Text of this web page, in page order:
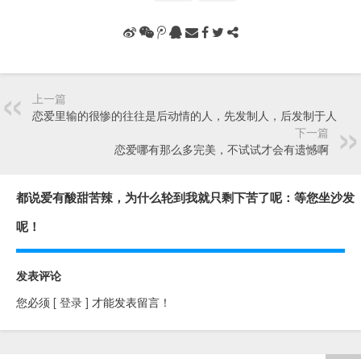
上一篇
恋爱里输的很惨的往往是后动情的人，先发制人，后发制于人
下一篇
恋爱哪有那么多完美，不试试才会有遗憾啊
都说爱有酸甜苦辣，为什么轮到我就只剩下苦了呢：等您坐沙发
呢！
发表评论
您必须 [ 登录 ] 才能发表留言！